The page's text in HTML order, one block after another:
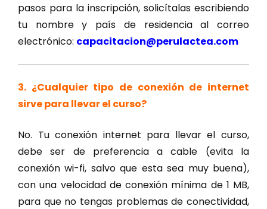
pasos para la inscripción, solicítalas escribiendo
tu nombre y país de residencia al correo
electrónico: capacitacion@perulactea.com
3. ¿Cualquier tipo de conexión de internet
sirve para llevar el curso?
No. Tu conexión internet para llevar el curso,
debe ser de preferencia a cable (evita la
conexión wi-fi, salvo que esta sea muy buena),
con una velocidad de conexión mínima de 1 MB,
para que no tengas problemas de conectividad,